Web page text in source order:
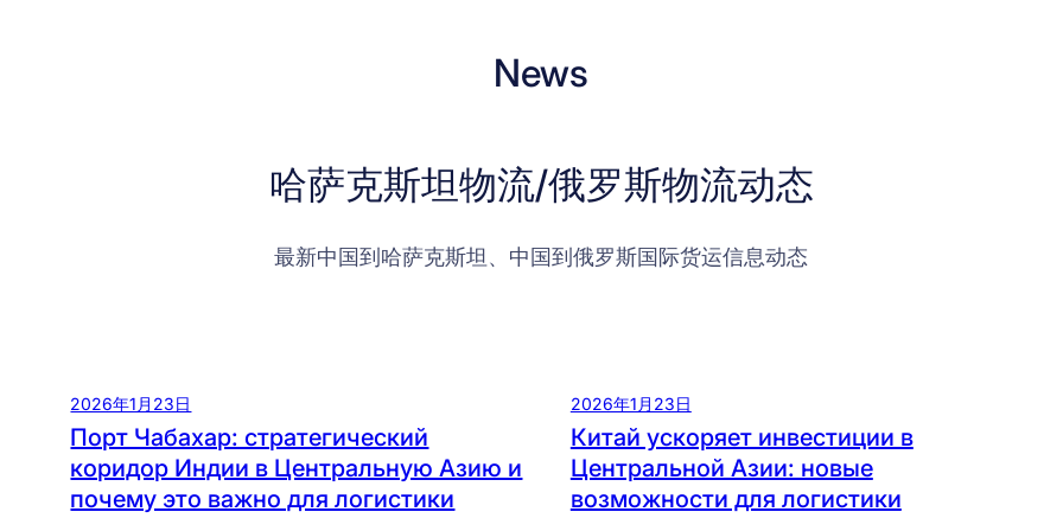
News
哈萨克斯坦物流/俄罗斯物流动态
最新中国到哈萨克斯坦、中国到俄罗斯国际货运信息动态
2026年1月23日
Порт Чабахар: стратегический
коридор Индии в Центральную Азию и
почему это важно для логистики
2026年1月23日
Китай ускоряет инвестиции в
Центральной Азии: новые
возможности для логистики